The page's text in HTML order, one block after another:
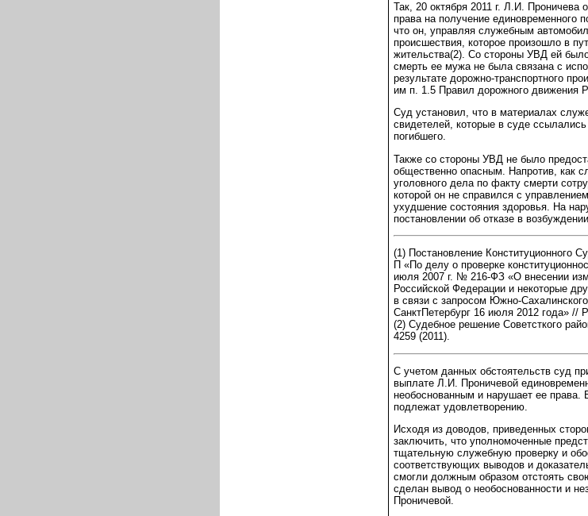
Так, 20 октября 2011 г. Л.И. Проничева
права на получение единовременного
что он, управляя служебным
происшествия, которое произошло в
жительства(2). Со стороны УВД ей
смерть ее мужа не была связана с
результате дорожно-транспортного
им п. 1.5 Правил дорожного движения
Суд установил, что в материалах
свидетелей, которые в суде
погибшего.
Также со стороны УВД не было
общественно опасным. Напротив, как
уголовного дела по факту смерти
которой он не справился с
ухудшение состояния здоровья. На
постановлении об отказе в
(1) Постановление Конституционного
П «По делу о проверке
июля 2007 г. № 216-ФЗ «О внесении
Российской Федерации и некоторые
в связи с запросом Южно-
СанктПетербург 16 июля 2012 года» //
(2) Судебное решение Советсткого
4259 (2011).
С учетом данных обстоятельств суд
выплате Л.И. Проничевой
необоснованным и нарушает ее права.
подлежат удовлетворению.
Исходя из доводов, приведенных
заключить, что уполномоченные
тщательную служебную проверку и
соответствующих выводов и
смогли должным образом отстоять
сделан вывод о необоснованности и
Проничевой.